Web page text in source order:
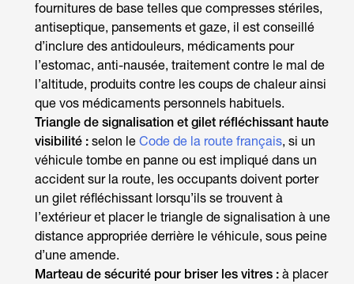
fournitures de base telles que compresses stériles,
antiseptique, pansements et gaze, il est conseillé
d’inclure des antidouleurs, médicaments pour
l’estomac, anti-nausée, traitement contre le mal de
l’altitude, produits contre les coups de chaleur ainsi
que vos médicaments personnels habituels.
Triangle de signalisation et gilet réfléchissant haute
visibilité : selon le Code de la route français, si un
véhicule tombe en panne ou est impliqué dans un
accident sur la route, les occupants doivent porter
un gilet réfléchissant lorsqu’ils se trouvent à
l’extérieur et placer le triangle de signalisation à une
distance appropriée derrière le véhicule, sous peine
d’une amende.
Marteau de sécurité pour briser les vitres : à placer